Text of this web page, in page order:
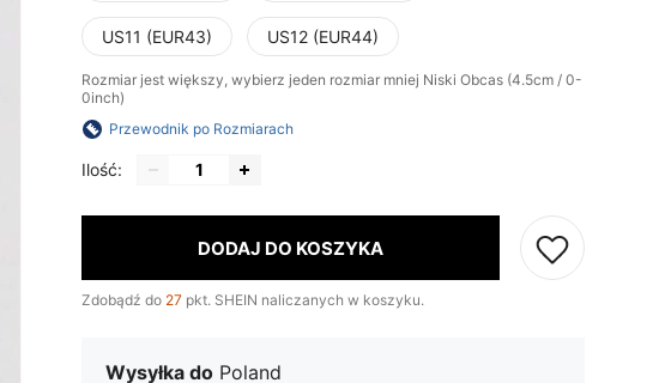
US11 (EUR43) US12 (EUR44)
Rozmiar jest większy, wybierz jeden rozmiar mniej Niski Obcas (4.5cm / 0-
0inch)
Przewodnik po Rozmiarach
Ilość:
DODAJ DO KOSZYKA
Zdobądź do 27 pkt. SHEIN naliczanych w koszyku.
Wysyłka do Poland